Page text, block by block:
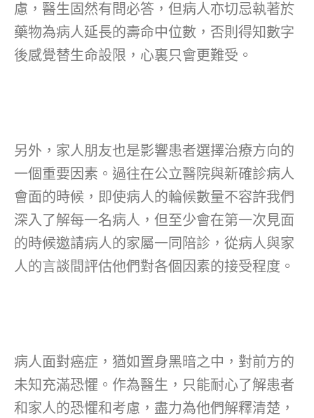
慮，醫生固然有問必答，但病人亦切忌執著於
藥物為病人延長的壽命中位數，否則得知數字
後感覺替生命設限，心裏只會更難受。
另外，家人朋友也是影響患者選擇治療方向的
一個重要因素。過往在公立醫院與新確診病人
會面的時候，即使病人的輪候數量不容許我們
深入了解每一名病人，但至少會在第一次見面
的時候邀請病人的家屬一同陪診，從病人與家
人的言談間評估他們對各個因素的接受程度。
病人面對癌症，猶如置身黑暗之中，對前方的
未知充滿恐懼。作為醫生，只能耐心了解患者
和家人的恐懼和考慮，盡力為他們解釋清楚，